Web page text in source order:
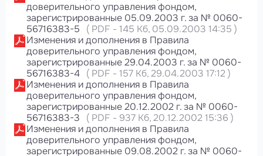
доверительного управления фондом,
зарегистрированные 05.09.2003 г. за № 0060-
56716383-5
( PDF - 145 Кб, 05.09.2003 14:35 )
Изменения и дополнения в Правила
доверительного управления фондом,
зарегистрированные 29.04.2003 г. за № 0060-
56716383-4 ( PDF - 157 Кб, 29.04.2003 17:12 )
Изменения и дополнения в Правила
доверительного управления фондом,
зарегистрированные 20.12.2002 г. за № 0060-
56716383-3
( PDF - 937 Кб, 20.12.2002 15:36 )
Изменения и дополнения в Правила
доверительного управления фондом,
зарегистрированные 09.08.2002 г. за № 0060-